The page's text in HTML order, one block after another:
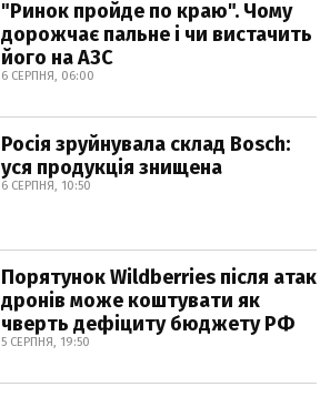
"Ринок пройде по краю". Чому
дорожчає пальне і чи вистачить
його на АЗС
6 СЕРПНЯ, 06:00
Росія зруйнувала склад Bosch:
уся продукція знищена
6 СЕРПНЯ, 10:50
Порятунок Wildberries після атак
дронів може коштувати як
чверть дефіциту бюджету РФ
5 СЕРПНЯ, 19:50